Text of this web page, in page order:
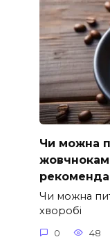
Чи можна
Чи можна
хворобі
0 48